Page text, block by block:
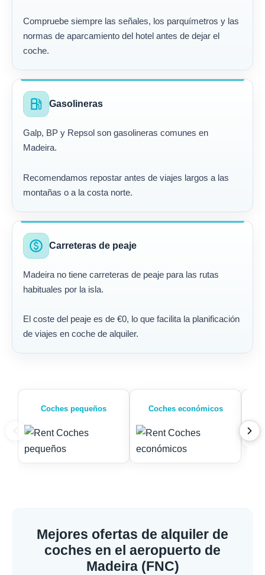
Compruebe siempre las señales, los parquímetros y las
normas de aparcamiento del hotel antes de dejar el
coche.
local_gas_station Gasolineras
Galp, BP y Repsol son gasolineras comunes en
Madeira.
Recomendamos repostar antes de viajes largos a las
montañas o a la costa norte.
paid Carreteras de peaje
Madeira no tiene carreteras de peaje para las rutas
habituales por la isla.
El coste del peaje es de €0, lo que facilita la planificación
de viajes en coche de alquiler.
Coches pequeños Coches económicos
Mejores ofertas de alquiler de
coches en el aeropuerto de
Madeira (FNC)